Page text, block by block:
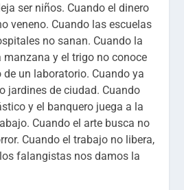
ser niños. Cuando el dinero
veneno. Cuando las escuelas
no sanan. Cuando la
manzana y el trigo no conoce
un laboratorio. Cuando ya
jardines de ciudad. Cuando
y el banquero juega a la
Cuando el arte busca no
Cuando el trabajo no libera,
falangistas nos damos la